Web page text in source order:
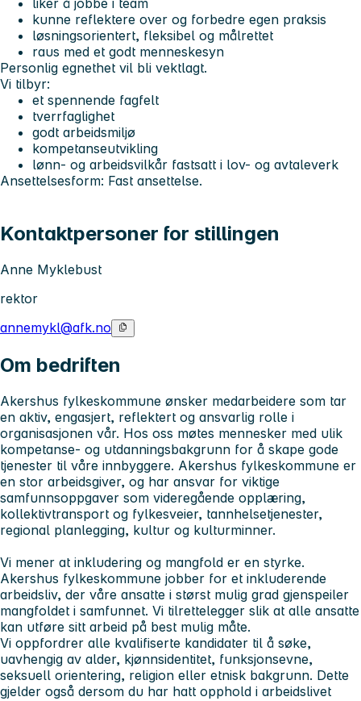
kunne reflektere over og forbedre egen praksis
løsningsorientert, fleksibel og målrettet
raus med et godt menneskesyn
Personlig egnethet vil bli vektlagt.
Vi tilbyr:
et spennende fagfelt
tverrfaglighet
godt arbeidsmiljø
kompetanseutvikling
lønn- og arbeidsvilkår fastsatt i lov- og avtaleverk
Ansettelsesform: Fast ansettelse.
Kontaktpersoner for stillingen
Anne Myklebust
rektor
annemykl@afk.no
Om bedriften
Akershus fylkeskommune ønsker medarbeidere som tar
en aktiv, engasjert, reflektert og ansvarlig rolle i
organisasjonen vår. Hos oss møtes mennesker med ulik
kompetanse- og utdanningsbakgrunn for å skape gode
tjenester til våre innbyggere. Akershus fylkeskommune er
en stor arbeidsgiver, og har ansvar for viktige
samfunnsoppgaver som videregående opplæring,
kollektivtransport og fylkesveier, tannhelsetjenester,
regional planlegging, kultur og kulturminner.
Vi mener at inkludering og mangfold er en styrke.
Akershus fylkeskommune jobber for et inkluderende
arbeidsliv, der våre ansatte i størst mulig grad gjenspeiler
mangfoldet i samfunnet. Vi tilrettelegger slik at alle ansatte
kan utføre sitt arbeid på best mulig måte.
Vi oppfordrer alle kvalifiserte kandidater til å søke,
uavhengig av alder, kjønnsidentitet, funksjonsevne,
seksuell orientering, religion eller etnisk bakgrunn. Dette
gjelder også dersom du har hatt opphold i arbeidslivet